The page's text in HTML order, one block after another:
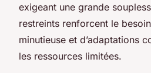
exigeant une grande
restreints renforcent le
minutieuse et d’adaptations
les ressources limitées.